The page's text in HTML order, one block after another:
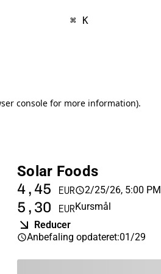
⌘ K
Solar Foods
4,45 EUR 2/25/26, 5:00 PM
5,30 EURKursmål
Reducer
Anbefaling opdateret:01/29